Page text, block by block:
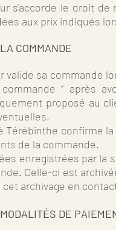
s'accorde le droit
aux prix indiqués
COMMANDE
valide sa commande
” après
proposé au
Térébinthe confirme
de la
enregistrées par la
Celle-ci est
cet archivage en
DE